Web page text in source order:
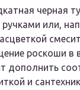
черная
или,
роскоши в
дополнить
и